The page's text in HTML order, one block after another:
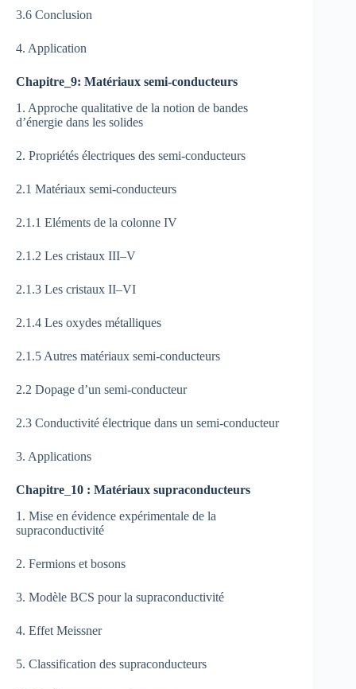
3.6 Conclusion
4. Application
Chapitre_9: Matériaux semi-conducteurs
1. Approche qualitative de la notion de bandes
d’énergie dans les solides
2. Propriétés électriques des semi-conducteurs
2.1 Matériaux semi-conducteurs
2.1.1 Eléments de la colonne IV
2.1.2 Les cristaux III‒V
2.1.3 Les cristaux II‒VI
2.1.4 Les oxydes métalliques
2.1.5 Autres matériaux semi-conducteurs
2.2 Dopage d’un semi-conducteur
2.3 Conductivité électrique dans un semi-conducteur
3. Applications
Chapitre 10 : Matériaux supraconducteurs
1. Mise en évidence expérimentale de la
supraconductivité
2. Fermions et bosons
3. Modèle BCS pour la supraconductivité
4. Effet Meissner
5. Classification des supraconducteurs